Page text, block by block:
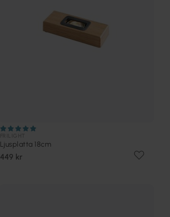
Ljusplatta 18cm
449 kr